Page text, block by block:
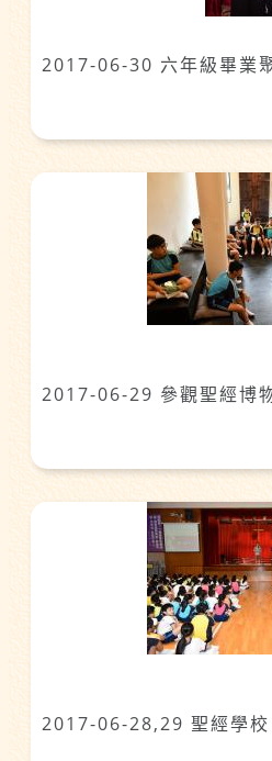
2017-06-30 六年級畢業
2017-06-29 參觀聖經博
2017-06-28,29 聖經學校